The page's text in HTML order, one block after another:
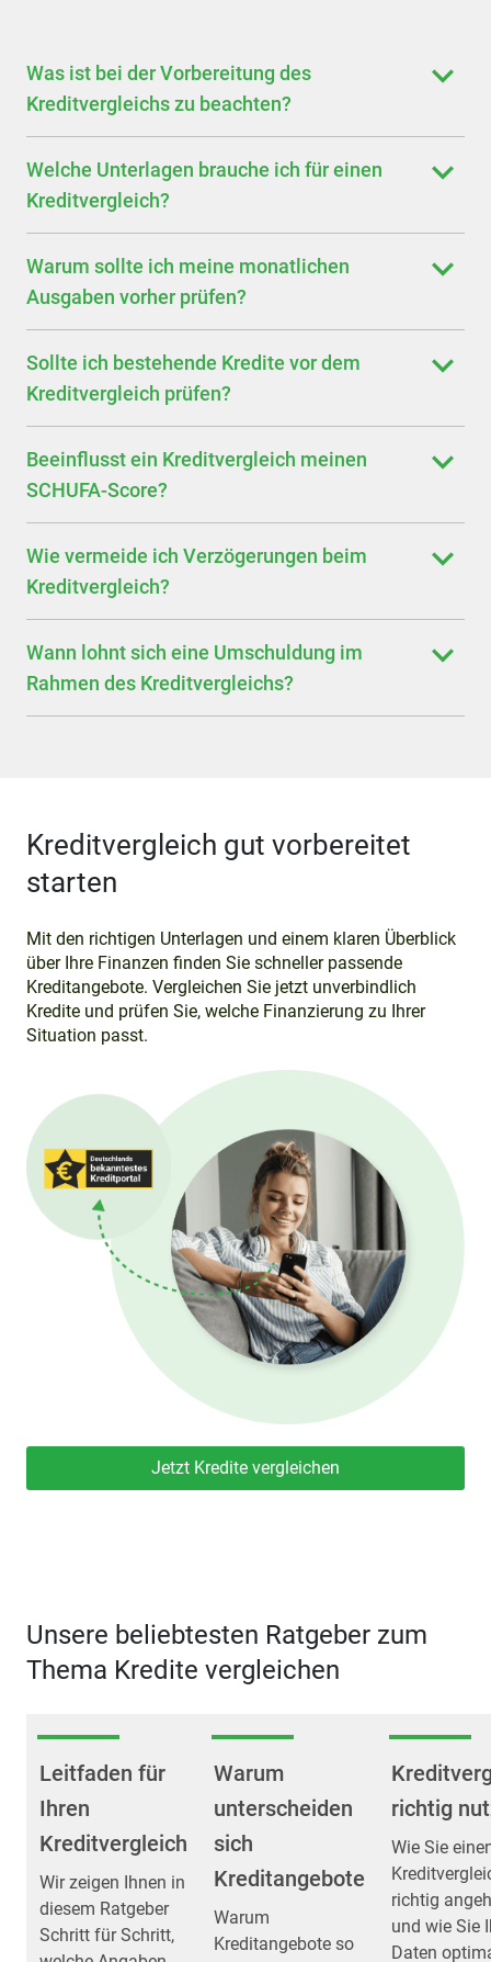
Was ist bei der Vorbereitung des
Kreditvergleichs zu beachten?
Welche Unterlagen brauche ich für einen
Kreditvergleich?
Warum sollte ich meine monatlichen
Ausgaben vorher prüfen?
Sollte ich bestehende Kredite vor dem
Kreditvergleich prüfen?
Beeinflusst ein Kreditvergleich meinen
SCHUFA-Score?
Wie vermeide ich Verzögerungen beim
Kreditvergleich?
Wann lohnt sich eine Umschuldung im
Rahmen des Kreditvergleichs?
Kreditvergleich gut vorbereitet
starten
Mit den richtigen Unterlagen und einem klaren Überblick
über Ihre Finanzen finden Sie schneller passende
Kreditangebote. Vergleichen Sie jetzt unverbindlich
Kredite und prüfen Sie, welche Finanzierung zu Ihrer
Situation passt.
Jetzt Kredite vergleichen
Unsere beliebtesten Ratgeber zum
Thema Kredite vergleichen
Leitfaden für
Ihren
Kreditvergleich
Wir zeigen Ihnen in
diesem Ratgeber
Schritt für Schritt,
Warum
unterscheiden
sich
Kreditangebote
Warum
Kreditangebote so
richtig
Wie Sie
richtig
und wie Sie
Daten